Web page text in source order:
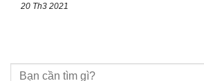
20 Th3 2021